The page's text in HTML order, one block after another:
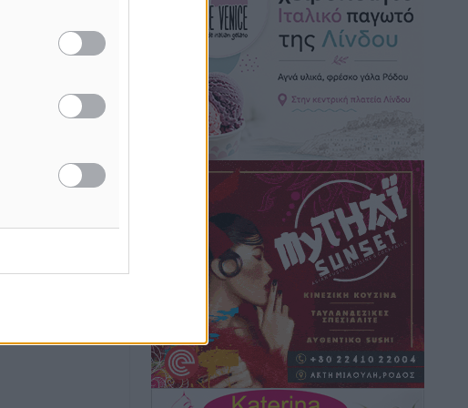
Εθνική Ανδρών: Ραντεβού στο Telekom
Center Athens
Αθλητικά• πριν 2 ώρες
ΕΠΟ: Απέσυρε τη στήριξή της στην
υποψηφιότητα του Ινφαντίνο
πριν 2 ώρες
Φοίβος Κω: Το «ευχαριστώ» για το 9ο
Kos 3X3 Basketball Festival
• πριν 2 ώρες
6ο Kalymnos 3X3: Ολοκληρώθηκε με
μεγάλη επιτυχία, νικητές οι VAR!
Αθλητικά• πριν 2 ώρες